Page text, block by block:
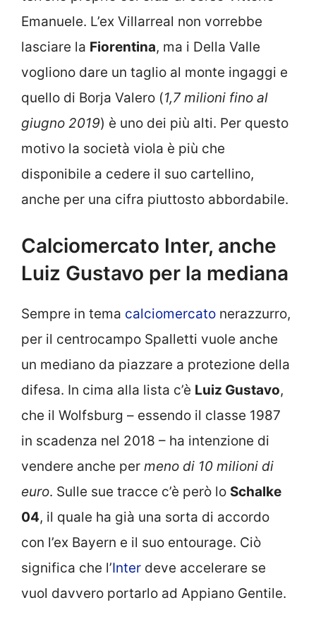
Emanuele. L’ex Villarreal non vorrebbe
lasciare la Fiorentina, ma i Della Valle
vogliono dare un taglio al monte ingaggi e
quello di Borja Valero (1,7 milioni fino al
giugno 2019) è uno dei più alti. Per questo
motivo la società viola è più che
disponibile a cedere il suo cartellino,
anche per una cifra piuttosto abbordabile.
Calciomercato Inter, anche
Luiz Gustavo per la mediana
Sempre in tema calciomercato nerazzurro,
per il centrocampo Spalletti vuole anche
un mediano da piazzare a protezione della
difesa. In cima alla lista c’è Luiz Gustavo,
che il Wolfsburg – essendo il classe 1987
in scadenza nel 2018 – ha intenzione di
vendere anche per meno di 10 milioni di
euro. Sulle sue tracce c’è però lo Schalke
04, il quale ha già una sorta di accordo
con l’ex Bayern e il suo entourage. Ciò
significa che l’Inter deve accelerare se
vuol davvero portarlo ad Appiano Gentile.